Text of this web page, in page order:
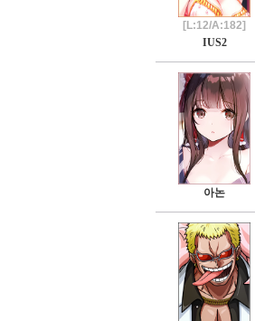
[L:12/A:182]
IUS2
아논